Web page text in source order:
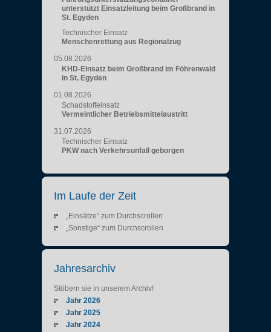
unterstützt Einsatzleitung beim Großbrand in
St. Egyden
Technischer Einsatz
Menschenrettung aus Regionalzug
05.08.2026
KHD-Einsatz beim Großbrand im Föhrenwald
in St. Egyden
01.08.2026
Schadstoffeinsatz
Vermeintlicher Betriebsmittelaustritt
31.07.2026
Technischer Einsatz
PKW nach Verkehrsunfall geborgen
Im Laufe der Zeit
„Einsätze“ zum Durchscrollen
„Sonstige“ zum Durchscrollen
Jahresarchiv
Stöbern sie in unserem Archiv!
Jahr 2026
Jahr 2025
Jahr 2024